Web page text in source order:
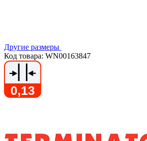
Другие размеры
Код товара: WN00163847